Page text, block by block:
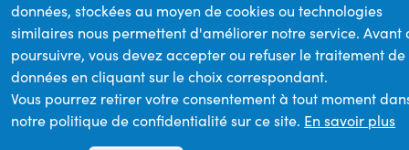
données, stockées au moyen de cookies ou technologies
similaires nous permettent d'améliorer notre service. Avant
poursuivre, vous devez accepter ou refuser le traitement de
données en cliquant sur le choix correspondant.
Vous pourrez retirer votre consentement à tout moment
notre politique de confidentialité sur ce site. En savoir plus